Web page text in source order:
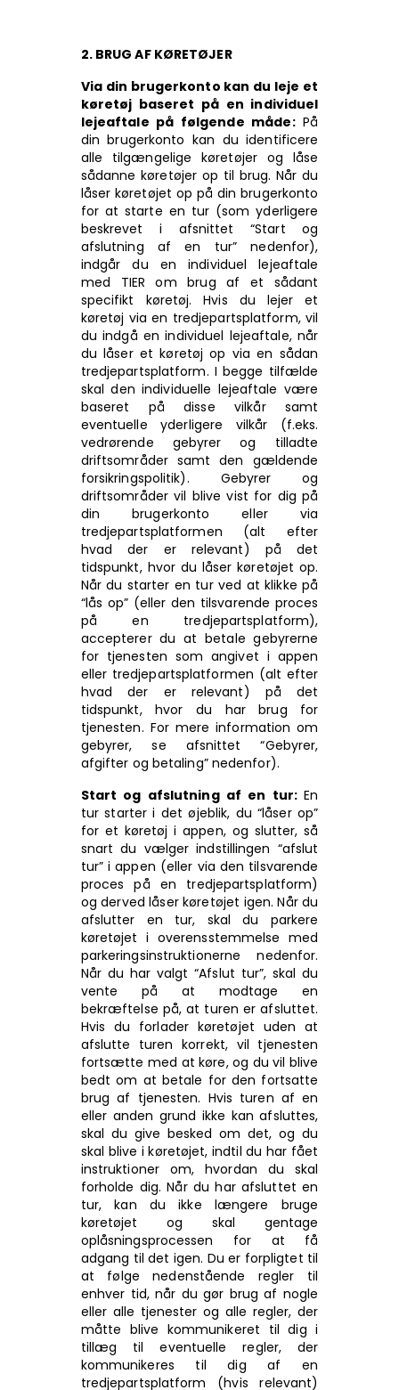
2. BRUG AF KØRETØJER
Via din brugerkonto kan du leje et
køretøj baseret på en individuel
lejeaftale på følgende måde:På
din brugerkonto kan du identificere
alle tilgængelige køretøjer og låse
sådanne køretøjer op til brug. Når du
låser køretøjet op på din brugerkonto
for at starte en tur (som yderligere
beskrevet i afsnittet “Start og
afslutning af en tur” nedenfor),
indgår du en individuel lejeaftale
med TIER om brug af et sådant
specifikt køretøj. Hvis du lejer et
køretøj via en tredjepartsplatform, vil
du indgå en individuel lejeaftale, når
du låser et køretøj op via en sådan
tredjepartsplatform. I begge tilfælde
skal den individuelle lejeaftale være
baseret på disse vilkår samt
eventuelle yderligere vilkår (f.eks.
vedrørende gebyrer og tilladte
driftsområder samt den gældende
forsikringspolitik). Gebyrer og
driftsområder vil blive vist for dig på
din brugerkonto eller via
tredjepartsplatformen (alt efter
hvad der er relevant) på det
tidspunkt, hvor du låser køretøjet op.
Når du starter en tur ved at klikke på
“lås op” (eller den tilsvarende proces
på en tredjepartsplatform),
accepterer du at betale gebyrerne
for tjenesten som angivet i appen
eller tredjepartsplatformen (alt efter
hvad der er relevant) på det
tidspunkt, hvor du har brug for
tjenesten. For mere information om
gebyrer, se afsnittet “Gebyrer,
afgifter og betaling” nedenfor).
Start og afslutning af en tur:En
tur starter i det øjeblik, du “låser op”
for et køretøj i appen, og slutter, så
snart du vælger indstillingen “afslut
tur” i appen (eller via den tilsvarende
proces på en tredjepartsplatform)
og derved låser køretøjet igen. Når du
afslutter en tur, skal du parkere
køretøjet i overensstemmelse med
parkeringsinstruktionerne nedenfor.
Når du har valgt “Afslut tur”, skal du
vente på at modtage en
bekræftelse på, at turen er afsluttet.
Hvis du forlader køretøjet uden at
afslutte turen korrekt, vil tjenesten
fortsætte med at køre, og du vil blive
bedt om at betale for den fortsatte
brug af tjenesten. Hvis turen af en
eller anden grund ikke kan afsluttes,
skal du give besked om det, og du
skal blive i køretøjet, indtil du har fået
instruktioner om, hvordan du skal
forholde dig. Når du har afsluttet en
tur, kan du ikke længere bruge
køretøjet og skal gentage
oplåsningsprocessen for at få
adgang til det igen. Du er forpligtet til
at følge nedenstående regler til
enhver tid, når du gør brug af nogle
eller alle tjenester og alle regler, der
måtte blive kommunikeret til dig i
tillæg til eventuelle regler, der
kommunikeres til dig af en
tredjepartsplatform (hvis relevant)